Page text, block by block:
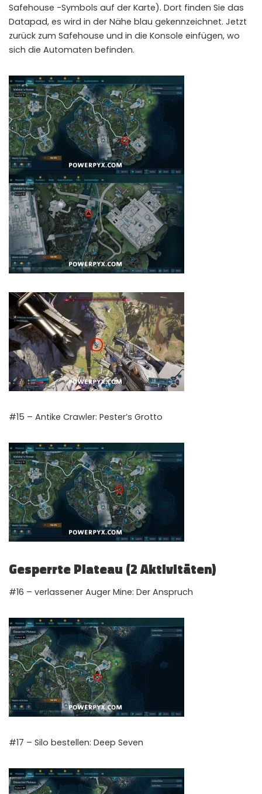
Safehouse -Symbols auf der Karte). Dort finden Sie das
Datapad, es wird in der Nähe blau gekennzeichnet. Jetzt
zurück zum Safehouse und in die Konsole einfügen, wo
sich die Automaten befinden.
#15 – Antike Crawler: Pester’s Grotto
Gesperrte Plateau (2 Aktivitäten)
#16 – verlassener Auger Mine: Der Anspruch
#17 – Silo bestellen: Deep Seven